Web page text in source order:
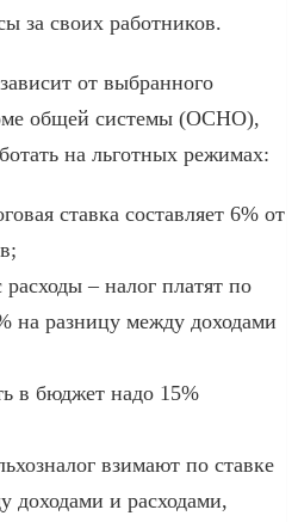
за своих работников.
от выбранного
общей системы (ОСНО),
на льготных режимах:
ставка составляет 6% от
– налог платят по
на разницу между доходами
в бюджет надо 15%
взимают по ставке
доходами и расходами,